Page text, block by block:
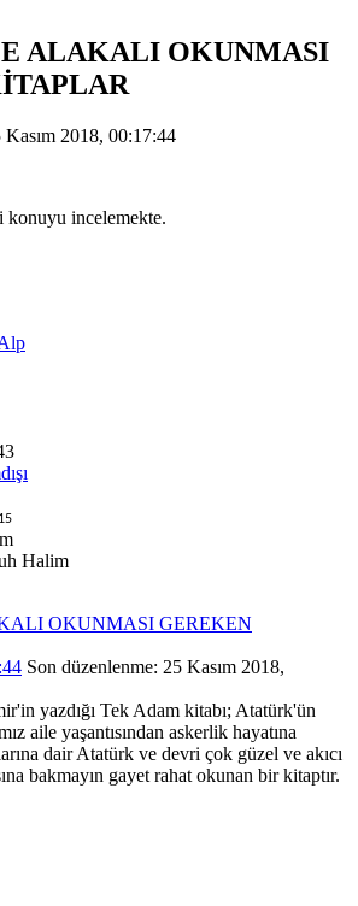
ALAKALI OKUNMASI
2018, 00:17:44
incelemekte.
OKUNMASI GEREKEN
Son düzenlenme: 25 Kasım 2018,
yazdığı Tek Adam kitabı; Atatürk'ün
aile yaşantısından askerlik hayatına
dair Atatürk ve devri çok güzel ve akıcı
bakmayın gayet rahat okunan bir kitaptır.